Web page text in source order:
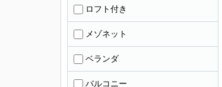
ロフト付き
メゾネット
ベランダ
バルコニー